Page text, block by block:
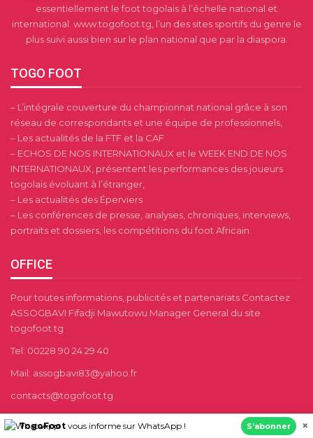
essentiellement le foot togolais à l’échelle national et
international. www.togofoot.tg, l’un des sites sportifs du genre le
plus suivi aussi bien sur le plan national que par la diaspora.
TOGO FOOT
– L’intégrale couverture du championnat national grâce à son
réseau de correspondants et une équipe de professionnels,
– Les actualités de la FTF et la CAF
– ECHOS DE NOS INTERNATIONAUX et le WEEK END DE NOS
INTERNATIONAUX, présentent les performances des joueurs
togolais évoluant à l’étranger,
– Les actualités des Éperviers
– Les conférences de presse, analyses, chroniques, interviews,
portraits et dossiers, les compétitions du foot Africain.
OFFICE
Pour toutes informations, publicités et partenariats Contactez
ASSOGBAVI Fifadji Mawutowu Manager General du site
togofoot.tg
Tel: 00228 90 24 29 40
Mail: assogbavi83@yahoo.fr
contacts@togofoot.tg
togofootinfo2@gmail.com
TogoFoot vous informe sur WhatsApp ! S’abonner ×